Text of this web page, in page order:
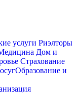
услуги Риэлторы
Дом и
Страхование
Образование и